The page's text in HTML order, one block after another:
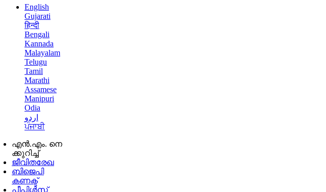
English
Gujarati
हिन्दी
Bengali
Kannada
Malayalam
Telugu
Tamil
Marathi
Assamese
Manipuri
Odia
اردو
ਪੰਜਾਬੀ
എൻ.എം. നെ
ക്കുറിച്ച്
ജീവിതരേഖ
ബിജെപി
കണക്ട്
പീപ്പിൾസ്